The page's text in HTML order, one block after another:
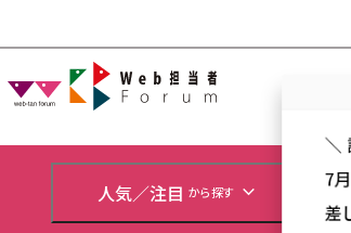
Web担当者Forum
人気／注目 から探す
＼
7
差